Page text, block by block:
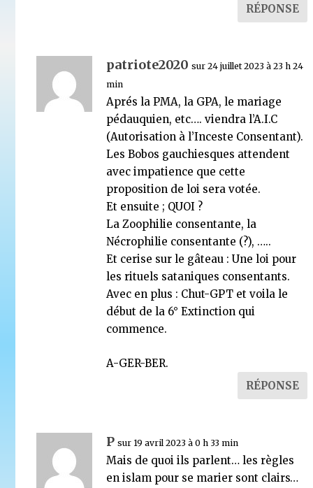
RÉPONSE
patriote2020 sur 24 juillet 2023 à 23 h 24
min
Aprés la PMA, la GPA, le mariage
pédauquien, etc…. viendra l’A.I.C
(Autorisation à l’Inceste Consentant).
Les Bobos gauchiesques attendent
avec impatience que cette
proposition de loi sera votée.
Et ensuite ; QUOI ?
La Zoophilie consentante, la
Nécrophilie consentante (?), …..
Et cerise sur le gâteau : Une loi pour
les rituels sataniques consentants.
Avec en plus : Chut-GPT et voila le
début de la 6° Extinction qui
commence.
A-GER-BER.
RÉPONSE
P sur 19 avril 2023 à 0 h 33 min
Mais de quoi ils parlent… les règles
en islam pour se marier sont clairs…